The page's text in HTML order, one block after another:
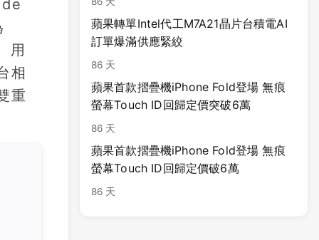
用
相
重
蘋果轉單Intel代工M7A21晶片台積電AI
訂單爆滿供應緊絞
86 天
蘋果首款摺疊機iPhone Fold登場 無痕
螢幕Touch ID回歸定價突破6萬
86 天
蘋果首款摺疊機iPhone Fold登場 無痕
螢幕Touch ID回歸定價破6萬
86 天